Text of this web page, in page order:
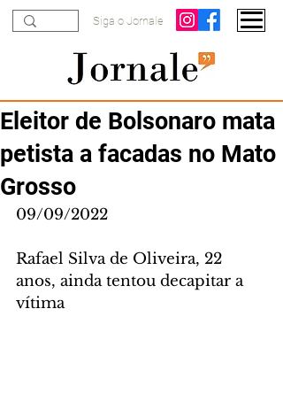
Siga o Jornale
Eleitor de Bolsonaro mata
petista a facadas no Mato
Grosso
09/09/2022
Rafael Silva de Oliveira, 22
anos, ainda tentou decapitar a
vítima